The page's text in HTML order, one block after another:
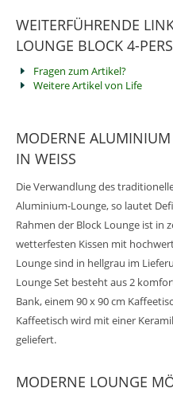
WEITERFÜHRENDE
LOUNGE BLOCK 4-
Fragen zum Artikel?
Weitere Artikel von Life
MODERNE
IN WEISS
Die Verwandlung des
Aluminium-Lounge, so lautet
Rahmen der Block Lounge ist in
wetterfesten Kissen mit
Lounge sind in hellgrau im
Lounge Set besteht aus 2
Bank, einem 90 x 90 cm
Kaffeetisch wird mit einer
geliefert.
MODERNE LOUNGE